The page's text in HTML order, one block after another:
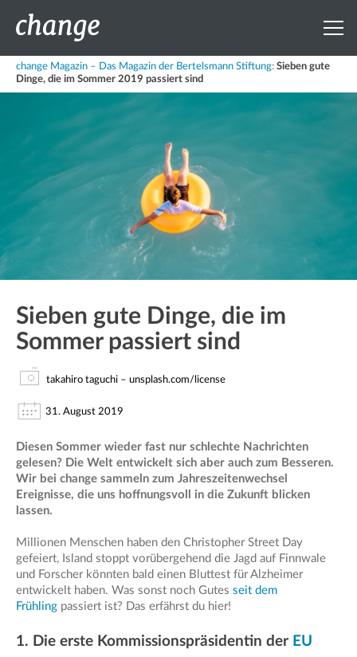
change Magazin – Das Magazin der Bertelsmann Stiftung: Sieben gute
Dinge, die im Sommer 2019 passiert sind
Sieben gute Dinge, die im
Sommer passiert sind
takahiro taguchi – unsplash.com/license
31. August 2019
Diesen Sommer wieder fast nur schlechte Nachrichten
gelesen? Die Welt entwickelt sich aber auch zum Besseren.
Wir bei change sammeln zum Jahreszeitenwechsel
Ereignisse, die uns hoffnungsvoll in die Zukunft blicken
lassen.
Millionen Menschen haben den Christopher Street Day
gefeiert, Island stoppt vorübergehend die Jagd auf Finnwale
und Forscher könnten bald einen Bluttest für Alzheimer
entwickelt haben. Was sonst noch Gutes seit dem
Frühling passiert ist? Das erfährst du hier!
1. Die erste Kommissionspräsidentin der EU